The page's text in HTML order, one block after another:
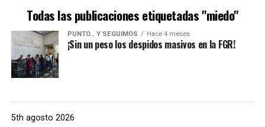
Todas las publicaciones etiquetadas "miedo"
PUNTO… Y SEGUIMOS Hace 4 meses
¡Sin un peso los despidos masivos en la FGR!
5th agosto 2026